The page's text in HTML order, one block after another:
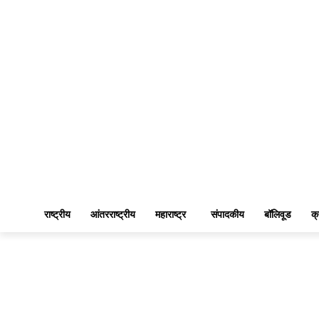
राष्ट्रीय आंतरराष्ट्रीय महाराष्ट्र संपादकीय बॉलिवूड